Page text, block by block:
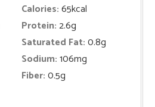
Calories:65kcal
Protein:2.6g
Saturated Fat:0.8g
Sodium:106mg
Fiber:0.5g